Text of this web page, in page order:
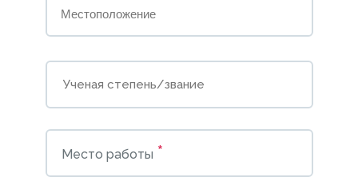
Место работы *